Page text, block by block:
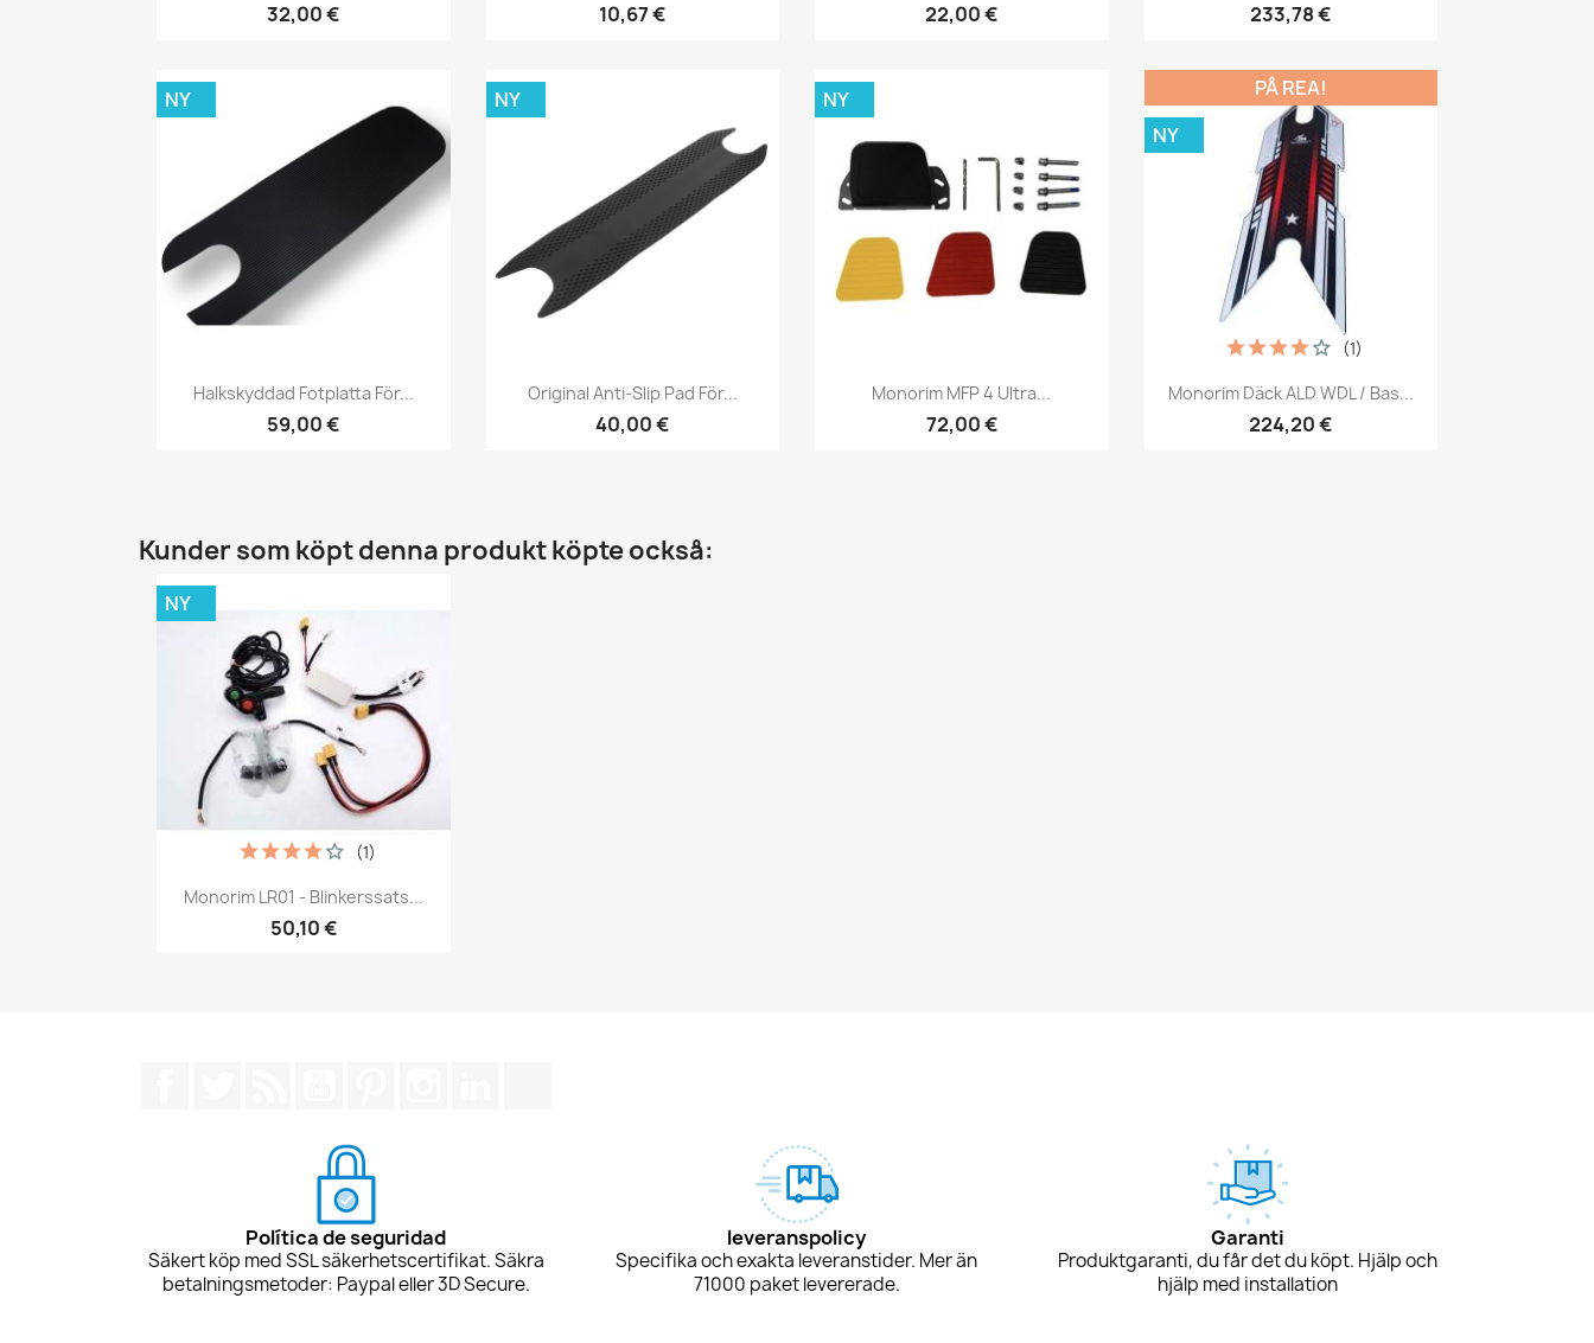
32,00 € 10,67 € 22,00 € 233,78 €
Snabbvy
Halkskyddad Fotplatta För...
59,00 €
NY
Snabbvy
Original Anti-Slip Pad För...
40,00 €
NY
Snabbvy
Monorim MFP 4 Ultra...
72,00 €
NY
Snabbvy
Monorim Däck ALD WDL / Bas...
224,20 €
(1)
PÅ REA!
NY
Kunder som köpt denna produkt köpte också:
Snabbvy
Monorim LR01 - Blinkerssats...
50,10 €
(1)
NY
Política de seguridad
Säkert köp med SSL säkerhetscertifikat. Säkra
betalningsmetoder: Paypal eller 3D Secure.
leveranspolicy
Specifika och exakta leveranstider. Mer än
71000 paket levererade.
Garanti
Produktgaranti, du får det du köpt. Hjälp och
hjälp med installation